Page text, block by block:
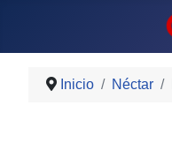
Inicio Néctar